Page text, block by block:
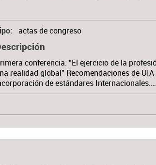
actas de congreso
conferencia: "El ejercicio de la
realidad global" Recomendaciones de
de estándares Internacionales.…